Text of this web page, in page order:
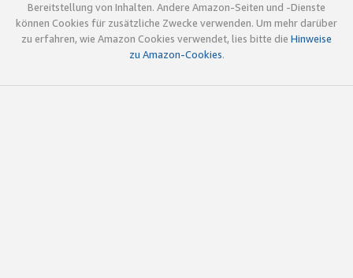
Bereitstellung von Inhalten. Andere Amazon-Seiten und -Dienste
können Cookies für zusätzliche Zwecke verwenden. Um mehr darüber
zu erfahren, wie Amazon Cookies verwendet, lies bitte die Hinweise
zu Amazon-Cookies.